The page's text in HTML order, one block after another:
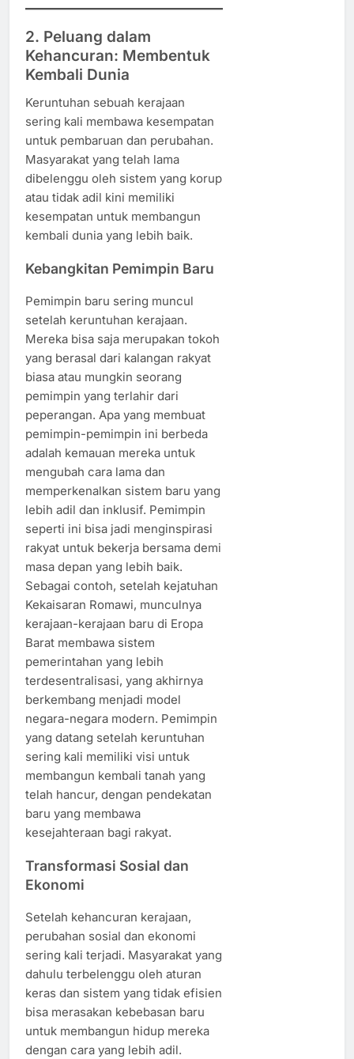
2. Peluang dalam
Kehancuran: Membentuk
Kembali Dunia
Keruntuhan sebuah kerajaan
sering kali membawa kesempatan
untuk pembaruan dan perubahan.
Masyarakat yang telah lama
dibelenggu oleh sistem yang korup
atau tidak adil kini memiliki
kesempatan untuk membangun
kembali dunia yang lebih baik.
Kebangkitan Pemimpin Baru
Pemimpin baru sering muncul
setelah keruntuhan kerajaan.
Mereka bisa saja merupakan tokoh
yang berasal dari kalangan rakyat
biasa atau mungkin seorang
pemimpin yang terlahir dari
peperangan. Apa yang membuat
pemimpin-pemimpin ini berbeda
adalah kemauan mereka untuk
mengubah cara lama dan
memperkenalkan sistem baru yang
lebih adil dan inklusif. Pemimpin
seperti ini bisa jadi menginspirasi
rakyat untuk bekerja bersama demi
masa depan yang lebih baik.
Sebagai contoh, setelah kejatuhan
Kekaisaran Romawi, munculnya
kerajaan-kerajaan baru di Eropa
Barat membawa sistem
pemerintahan yang lebih
terdesentralisasi, yang akhirnya
berkembang menjadi model
negara-negara modern. Pemimpin
yang datang setelah keruntuhan
sering kali memiliki visi untuk
membangun kembali tanah yang
telah hancur, dengan pendekatan
baru yang membawa
kesejahteraan bagi rakyat.
Transformasi Sosial dan
Ekonomi
Setelah kehancuran kerajaan,
perubahan sosial dan ekonomi
sering kali terjadi. Masyarakat yang
dahulu terbelenggu oleh aturan
keras dan sistem yang tidak efisien
bisa merasakan kebebasan baru
untuk membangun hidup mereka
dengan cara yang lebih adil.